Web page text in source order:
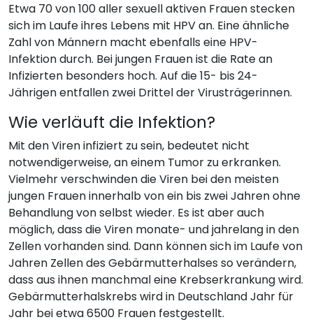
Etwa 70 von 100 aller sexuell aktiven Frauen stecken
sich im Laufe ihres Lebens mit HPV an. Eine ähnliche
Zahl von Männern macht ebenfalls eine HPV-
Infektion durch. Bei jungen Frauen ist die Rate an
Infizierten besonders hoch. Auf die 15- bis 24-
Jährigen entfallen zwei Drittel der Virusträgerinnen.
Wie verläuft die Infektion?
Mit den Viren infiziert zu sein, bedeutet nicht
notwendigerweise, an einem Tumor zu erkranken.
Vielmehr verschwinden die Viren bei den meisten
jungen Frauen innerhalb von ein bis zwei Jahren ohne
Behandlung von selbst wieder. Es ist aber auch
möglich, dass die Viren monate- und jahrelang in den
Zellen vorhanden sind. Dann können sich im Laufe von
Jahren Zellen des Gebärmutterhalses so verändern,
dass aus ihnen manchmal eine Krebserkrankung wird.
Gebärmutterhalskrebs wird in Deutschland Jahr für
Jahr bei etwa 6500 Frauen festgestellt.